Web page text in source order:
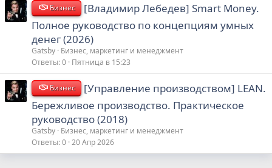
Бизнес
[Владимир Лебедев] Smart Money.
Полное руководство по концепциям умных
денег (2026)
Gatsby Бизнес, маркетинг и менеджмент
Ответы 0 Пятница в 15:23
Бизнес
[Управление производством] LEAN.
Бережливое производство. Практическое
руководство (2018)
Gatsby Бизнес, маркетинг и менеджмент
Ответы 0 20 Апр 2026